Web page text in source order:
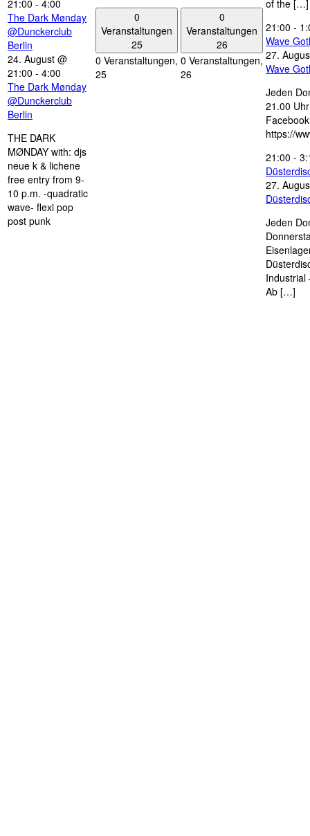
21:00 - 4:00
The Dark Mønday
@Dunckerclub
Berlin
24. August @
21:00 - 4:00
The Dark Mønday
@Dunckerclub
Berlin
THE DARK
MØNDAY with: djs
neue k & lichene
free entry from 9-
10 p.m. -quadratic
wave- flexi pop
post punk
0
Veranstaltungen
25
0 Veranstaltungen,
25
0
Veranstaltungen
26
0 Veranstaltungen,
26
of the […]
21:00 -
Wave
27.
Wave
Jeden
21.00
https://
21:00 -
27.
Jeden
Industrial
Ab […]